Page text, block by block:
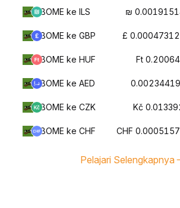
BOME ke ILS ₪
BOME ke GBP £
BOME ke HUF Ft
BOME ke AED
BOME ke CZK Kč
BOME ke CHF CHF
Pelajari Selengkapnya